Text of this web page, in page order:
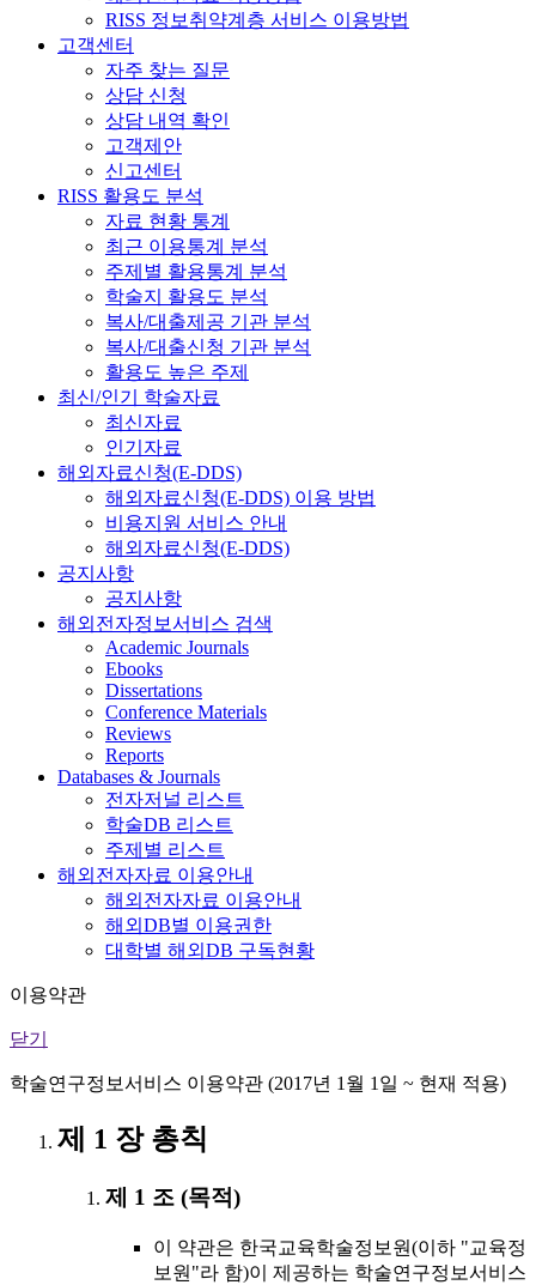
RISS 정보취약계층 서비스 이용방법
고객센터
자주 찾는 질문
상담 신청
상담 내역 확인
고객제안
신고센터
RISS 활용도 분석
자료 현황 통계
최근 이용통계 분석
주제별 활용통계 분석
학술지 활용도 분석
복사/대출제공 기관 분석
복사/대출신청 기관 분석
활용도 높은 주제
최신/인기 학술자료
최신자료
인기자료
해외자료신청(E-DDS)
해외자료신청(E-DDS) 이용 방법
비용지원 서비스 안내
해외자료신청(E-DDS)
공지사항
공지사항
해외전자정보서비스 검색
Academic Journals
Ebooks
Dissertations
Conference Materials
Reviews
Reports
Databases & Journals
전자저널 리스트
학술DB 리스트
주제별 리스트
해외전자자료 이용안내
해외전자자료 이용안내
해외DB별 이용권한
대학별 해외DB 구독현황
이용약관
닫기
학술연구정보서비스 이용약관 (2017년 1월 1일 ~ 현재 적용)
제 1 장 총칙
제 1 조 (목적)
이 약관은 한국교육학술정보원(이하 "교육정
보원"라 함)이 제공하는 학술연구정보서비스